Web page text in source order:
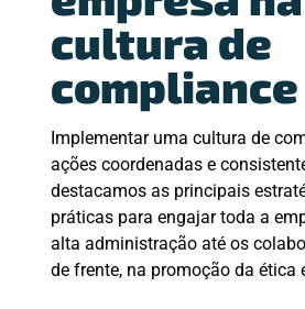
cultura de
compliance
Implementar uma cultura de
ações coordenadas e
destacamos as principais
práticas para engajar toda a
alta administração até os
de frente, na promoção da ética